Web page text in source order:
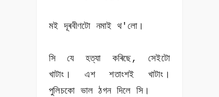
মই দূৰবীণটো নমাই থ'লো।
সি যে হত্যা কৰিছে, সেইটো
খাটাং। এশ শতাংশই খাটাং।
পুলিচকো ভাল ঠগন দিলে সি।